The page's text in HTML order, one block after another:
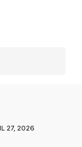
27, 2026